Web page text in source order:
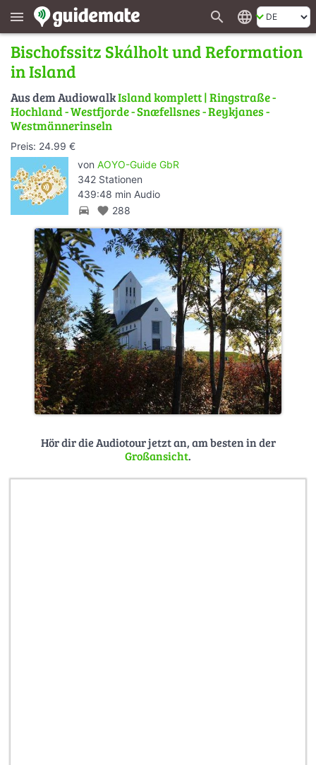
menu search language
Bischofssitz Skálholt und Reformation
in Island
Aus dem AudiowalkIsland komplett | Ringstraße -
Hochland - Westfjorde - Snæfellsnes - Reykjanes -
Westmännerinseln
Preis: 24.99 €
von AOYO-Guide GbR
342 Stationen
439:48 min Audio
directions_car favorite 288
Hör dir die Audiotour jetzt an, am besten in der
Großansicht.